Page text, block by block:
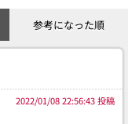
参考になった順
2022/01/08 22:56:43 投稿